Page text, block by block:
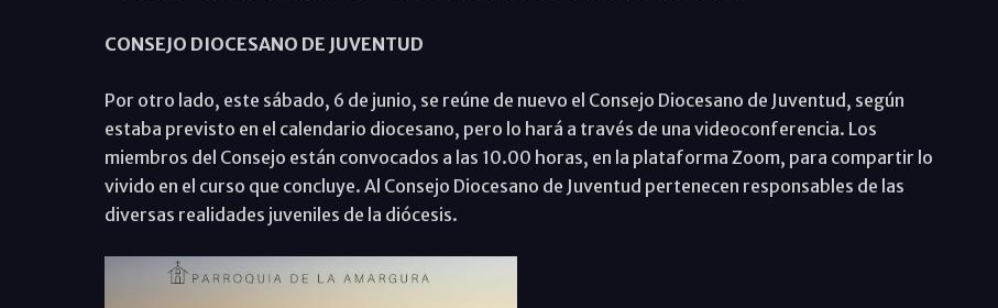
CONSEJO DIOCESANO DE JUVENTUD
Por otro lado, este sábado, 6 de junio, se reúne de nuevo el Consejo Diocesano de Juventud, según
estaba previsto en el calendario diocesano, pero lo hará a través de una videoconferencia. Los
miembros del Consejo están convocados a las 10.00 horas, en la plataforma Zoom, para compartir lo
vivido en el curso que concluye. Al Consejo Diocesano de Juventud pertenecen responsables de las
diversas realidades juveniles de la diócesis.